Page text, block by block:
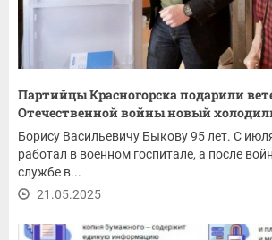
Партийцы Красногорска подарили
Отечественной войны новый
Борису Васильевичу Быкову 95 лет. С
работал в военном госпитале, а после
службе в...
21.05.2025